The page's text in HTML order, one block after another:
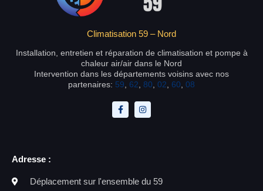
Climatisation 59 – Nord
Installation, entretien et réparation de climatisation et pompe à
chaleur air/air dans le Nord
Intervention dans les départements voisins avec nos
partenaires: 59 62 80 02 60 08
Adresse :
Déplacement sur l'ensemble du 59